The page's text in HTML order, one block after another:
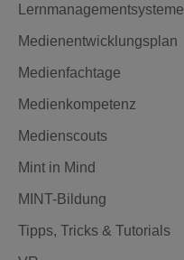
Lernmanagementsysteme
Medienentwicklungsplan
Medienfachtage
Medienkompetenz
Medienscouts
Mint in Mind
MINT-Bildung
Tipps, Tricks & Tutorials